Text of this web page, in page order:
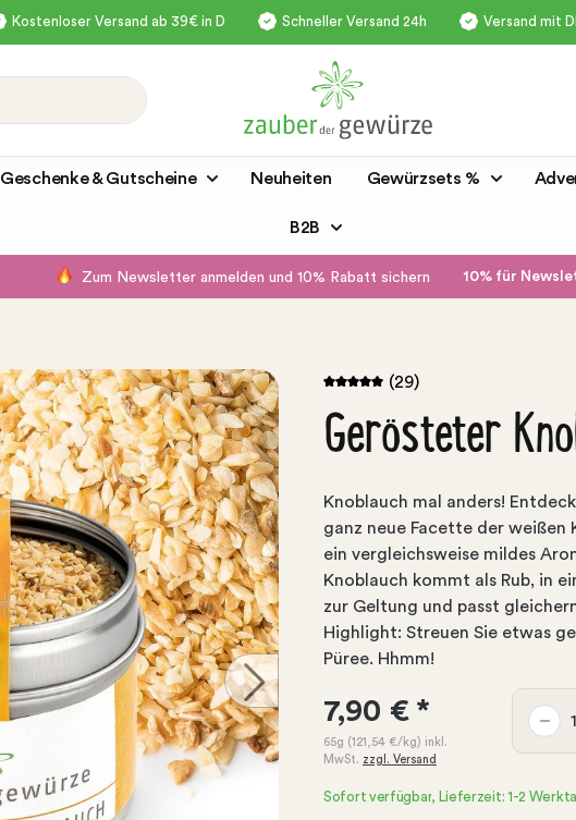
Kostenloser Versand ab 39€ in D Schneller Versand 24h Versand mit
Geschenke & Gutscheine Neuheiten Gewürzsets %
B2B
Zum Newsletter anmelden und 10% Rabatt sichern 10% für
(29)
Gerösteter
Knoblauch mal anders!
ganz neue Facette der
ein vergleichsweise mildes
Knoblauch kommt als Rub, in
zur Geltung und passt
Highlight: Streuen Sie etwas
Püree. Hhmm!
7,90 €*
65g (121,54 €/kg) inkl.
MwSt. zzgl. Versand
Sofort verfügbar, Lieferzeit: 1-2